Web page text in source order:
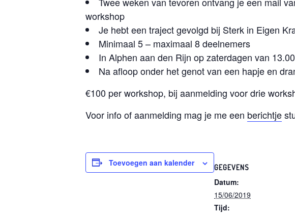
workshop
Je hebt een traject gevolgd bij Sterk in Eigen
Minimaal 5 – maximaal 8 deelnemers
In Alphen aan den Rijn op zaterdagen van
Na afloop onder het genot van een hapje en
€100 per workshop, bij aanmelding voor drie
Voor info of aanmelding mag je me een berichtje
Toevoegen aan kalender GEGEVENS
Datum:
15/06/2019
Tijd: